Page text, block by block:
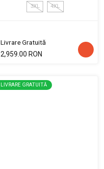
3XL 4XL
Livrare Gratuită
2,959.00 RON
LIVRARE GRATUITĂ